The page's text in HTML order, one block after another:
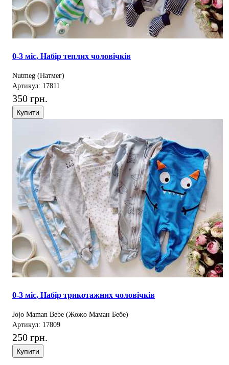
0-3 міс, Набір теплих чоловічків
Nutmeg (Натмег)
Артикул: 17811
350 грн.
Купити
0-3 міс, Набір трикотажних чоловічків
Jojo Maman Bebe (Жожо Маман Бебе)
Артикул: 17809
250 грн.
Купити